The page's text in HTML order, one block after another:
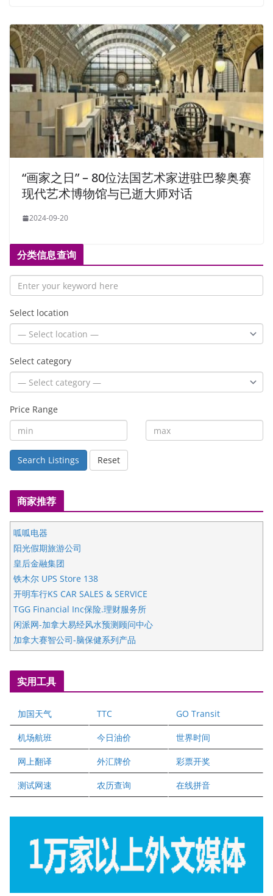
“画家之日” – 80位法国艺术家进驻巴黎奥赛
现代艺术博物馆与已逝大师对话
2024-09-20
分类信息查询
Select location
Select category
Price Range
Search Listings Reset
商家推荐
呱呱电器
阳光假期旅游公司
皇后金融集团
铁木尔 UPS Store 138
开明车行KS CAR SALES & SERVICE
TGG Financial Inc保险.理财服务所
闲派网-加拿大易经风水预测顾问中心
加拿大赛智公司-脑保健系列产品
国际注册执业营养师公会
爱德华连锁酒店万锦分店
健健宝公司
二十一世纪美联地产公司
全球趋势移民留学
盛达资本
实用工具
加国天气 TTC GO Transit
机场航班 今日油价 世界时间
网上翻译 外汇牌价 彩票开奖
测试网速 农历查询 在线拼音